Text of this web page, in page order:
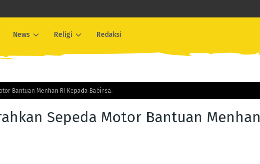
News Religi Redaksi
Bantuan Menhan RI Kepada Babinsa.
Sepeda Motor Bantuan Menhan